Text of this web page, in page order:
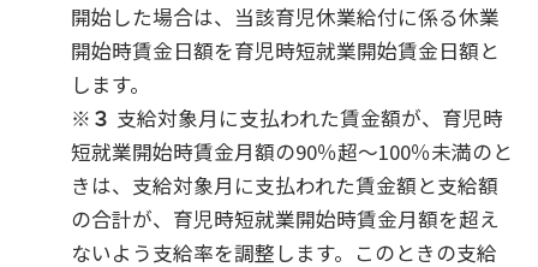
開始した場合は、当該育児休業給付に係る休業
開始時賃金日額を育児時短就業開始賃金日額と
します。
※３ 支給対象月に支払われた賃金額が、育児時
短就業開始時賃金月額の90％超～100％未満のと
きは、支給対象月に支払われた賃金額と支給額
の合計が、育児時短就業開始時賃金月額を超え
ないよう支給率を調整します。このときの支給